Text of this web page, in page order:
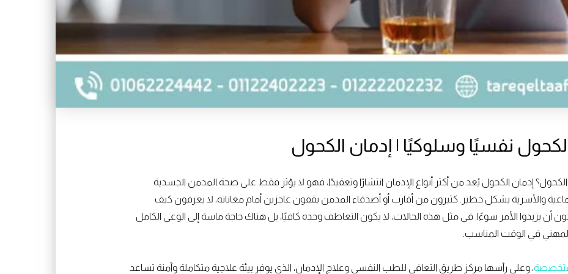
إدمان الكحول يُعد من أكثر أنواع الإدمان انتشارًا وتعقيدًا، فهو لا يؤثر فقط على صحة المدمن الجسدية
والأسرية بشكل خطير. كثيرون من أقارب أو أصدقاء المدمن يقفون عاجزين أمام معاناته، لا يعرفون كيف
أن يزيدوا الأمر سوءًا. في مثل هذه الحالات، لا يكون التعاطف وحده كافيًا، بل هناك حاجة ماسة إلى الوعي الكامل
في الوقت المناسب.
، وعلى رأسها مركز طريق التعافي للطب النفسي وعلاج الإدمان، الذي يوفر بيئة علاجية متكاملة وآمنة تساعد